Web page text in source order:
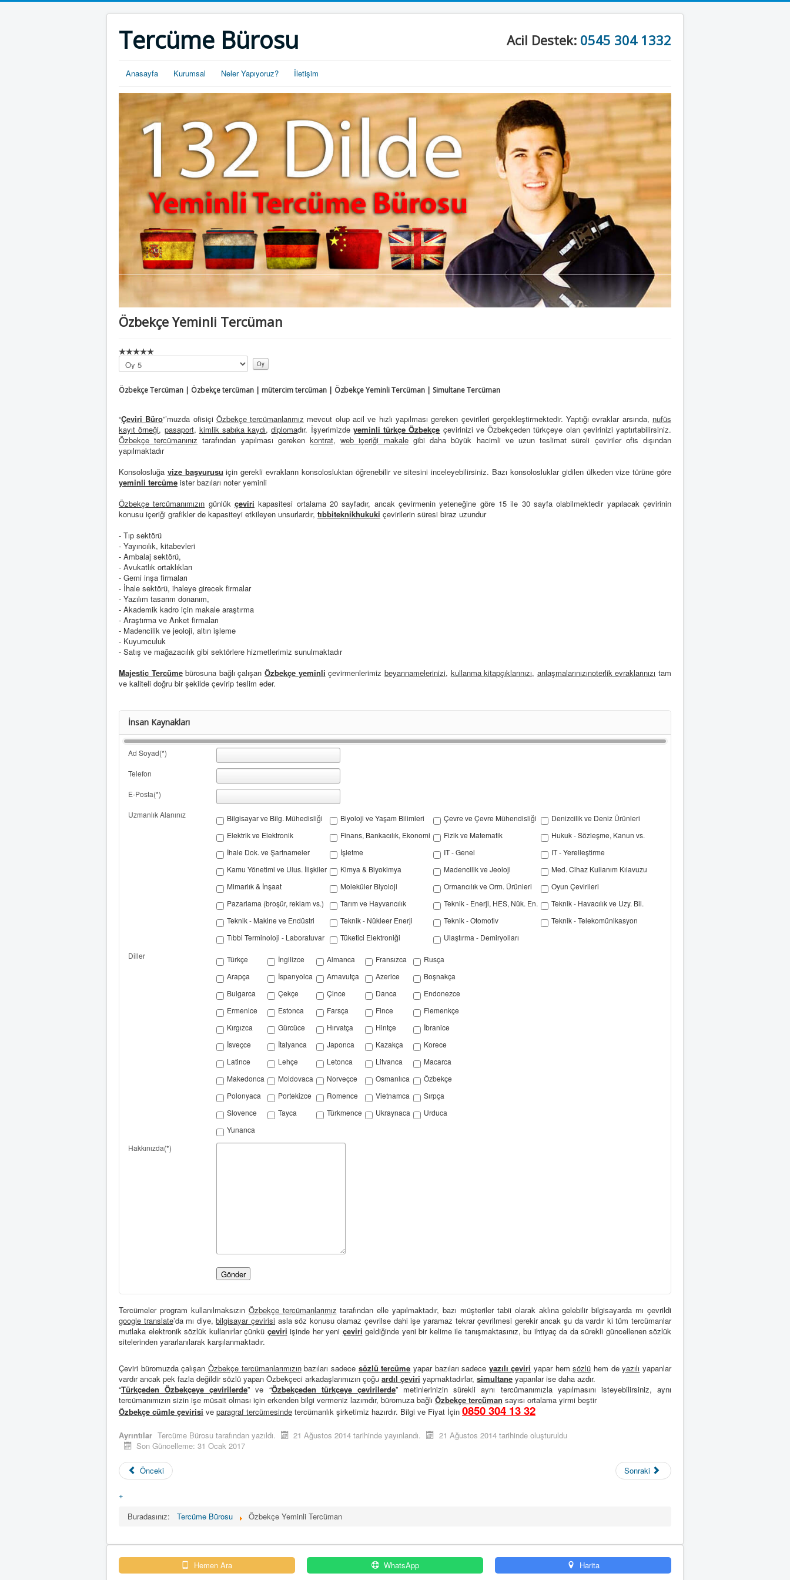
Tercüme Bürosu Acil Destek: 0545 304 1332
Anasayfa Kurumsal Neler Yapıyoruz? İletişim
Özbekçe Yeminli Tercüman
Lütfen
oylayın
Özbekçe Tercüman | Özbekçe tercüman | mütercim tercüman | Özbekçe Yeminli Tercüman | Simultane Tercüman
“Çeviri Büro”’muzda ofisiçi Özbekçe tercümanlarımız mevcut olup acil ve hızlı yapılması gereken çevirileri gerçekleştirmektedir. Yaptığı evraklar arsında, nufüs
kayıt örneği, pasaport, kimlik sabıka kaydı,diplomadır. İşyerimizde yeminli türkçe Özbekçe çevirinizi ve Özbekçeden türkçeye olan çevirinizi yaptırtabilirsiniz.
Özbekçe tercümanınız tarafından yapılması gerekenkontrat,web içeriği makalegibi daha büyük hacimli ve uzun teslimat süreli çeviriler ofis dışından
yapılmaktadır
Konsolosluğa vize başvurusu için gerekli evrakların konsolosluktan öğrenebilir ve sitesini inceleyebilirsiniz. Bazı konsolosluklar gidilen ülkeden vize türüne göre
yeminli tercüme ister bazıları noter yeminli
Özbekçe tercümanımızın günlükçeviri kapasitesi ortalama 20 sayfadır, ancak çevirmenin yeteneğine göre 15 ile 30 sayfa olabilmektedir yapılacak çevirinin
konusu içeriği grafikler de kapasiteyi etkileyen unsurlardır, tıbbiteknikhukuki çevirilerin süresi biraz uzundur
- Tıp sektörü
- Yayıncılık, kitabevleri
- Ambalaj sektörü,
- Avukatlık ortaklıkları
- Gemi inşa firmaları
- İhale sektörü, ihaleye girecek firmalar
- Yazılım tasarım donanım,
- Akademik kadro için makale araştırma
- Araştırma ve Anket firmaları
- Madencilik ve jeoloji, altın işleme
- Kuyumculuk
- Satış ve mağazacılık gibi sektörlere hizmetlerimiz sunulmaktadır
Majestic Tercümebürosuna bağlı çalışanÖzbekçe yeminli çevirmenlerimiz beyannamelerinizi, kullanma kitapçıklarınızı, anlaşmalarınızınoterlik evraklarınızı tam
ve kaliteli doğru bir şekilde çevirip teslim eder.
İnsan Kaynakları
Ad Soyad(*)
Telefon
E-Posta(*)
Uzmanlık Alanınız Bilgisayar ve Bilg. Mühedisliği Biyoloji ve Yaşam Bilimleri Çevre ve Çevre Mühendisliği
Denizcilik ve Deniz Ürünleri
Elektrik ve Elektronik
Finans, Bankacılık, Ekonomi Fizik ve Matematik
Hukuk - Sözleşme, Kanun vs.
İhale Dok. ve Şartnameler
İşletme IT - Genel
IT - Yerelleştirme
Kamu Yönetimi ve Ulus. İlişkiler
Kimya & Biyokimya Madencilik ve Jeoloji
Med. Cihaz Kullanım Kılavuzu
Mimarlık & İnşaat
Moleküler Biyoloji Ormancılık ve Orm. Ürünleri
Oyun Çevirileri
Pazarlama (broşür, reklam vs.)
Tarım ve Hayvancılık Teknik - Enerji, HES, Nük. En.
Teknik - Havacılık ve Uzy. Bil.
Teknik - Makine ve Endüstri
Teknik - Nükleer Enerji Teknik - Otomotiv
Teknik - Telekomünikasyon
Tıbbi Terminoloji - Laboratuvar
Tüketici Elektroniği
Ulaştırma - Demiryolları
Diller
Türkçe İngilizce Almanca Fransızca
Rusça
Arapça
İspanyolca Arnavutça Azerice
Boşnakça
Bulgarca
Çekçe Çince Danca
Endonezce
Ermenice
Estonca Farsça Fince
Flemenkçe
Kırgızca
Gürcüce Hırvatça Hintçe
İbranice
İsveçce
İtalyanca Japonca Kazakça
Korece
Latince
Lehçe Letonca Litvanca
Macarca
Makedonca
Moldovaca Norveçce Osmanlıca
Özbekçe
Polonyaca
Portekizce Romence Vietnamca
Sırpça
Slovence
Tayca Türkmence Ukraynaca
Urduca
Yunanca
Hakkınızda(*)
Tercümeler program kullanılmaksızın Özbekçe tercümanlarımız tarafından elle yapılmaktadır, bazı müşteriler tabii olarak aklına gelebilir bilgisayarda mı çevrildi
google translate’da mı diye,bilgisayar çevirisi asla söz konusu olamaz çevrilse dahi işe yaramaz tekrar çevrilmesi gerekir ancak şu da vardır ki tüm tercümanlar
mutlaka elektronik sözlük kullanırlar çünkü çeviri işinde her yeni çeviri geldiğinde yeni bir kelime ile tanışmaktasınız, bu ihtiyaç da da sürekli güncellenen sözlük
sitelerinden yararlanılarak karşılanmaktadır.
Çeviri büromuzda çalışan Özbekçe tercümanlarımızınbazıları sadece sözlü tercüme yapar bazıları sadece yazılı çeviri yapar hemsözlü hem deyazılı yapanlar
vardır ancak pek fazla değildir sözlü yapan Özbekçeci arkadaşlarımızın çoğu ardıl çeviri yapmaktadırlar, simultane yapanlar ise daha azdır.
“Türkçeden Özbekçeye çevirilerde” ve “Özbekçeden türkçeye çevirilerde” metinlerinizin sürekli aynı tercümanımızla yapılmasını isteyebilirsiniz, aynı
tercümanımızın sizin işe müsait olması için erkenden bilgi vermeniz lazımdır, büromuza bağlı Özbekçe tercüman sayısı ortalama yirmi beştir
Özbekçe cümle çevirisi ve paragraf tercümesinde tercümanlık şirketimiz hazırdır. Bilgi ve Fiyat İçin 0850 304 13 32
Ayrıntılar Tercüme Bürosu tarafından yazıldı. 21 Ağustos 2014 tarihinde yayınlandı.
21 Ağustos 2014 tarihinde oluşturuldu
Son Güncelleme: 31 Ocak 2017
Önceki Sonraki
+
Buradasınız:
Tercüme Bürosu Özbekçe Yeminli Tercüman
Hemen Ara WhatsApp Harita